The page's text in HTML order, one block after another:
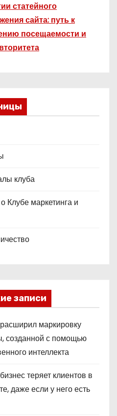
статейного
сайта: путь к
посещаемости и
клуба
Клубе маркетинга и
записи
маркировку
созданной с помощью
интеллекта
теряет клиентов в
даже если у него есть